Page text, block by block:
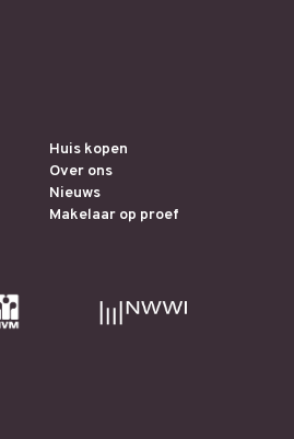
Huis kopen
Over ons
Nieuws
Makelaar op proef